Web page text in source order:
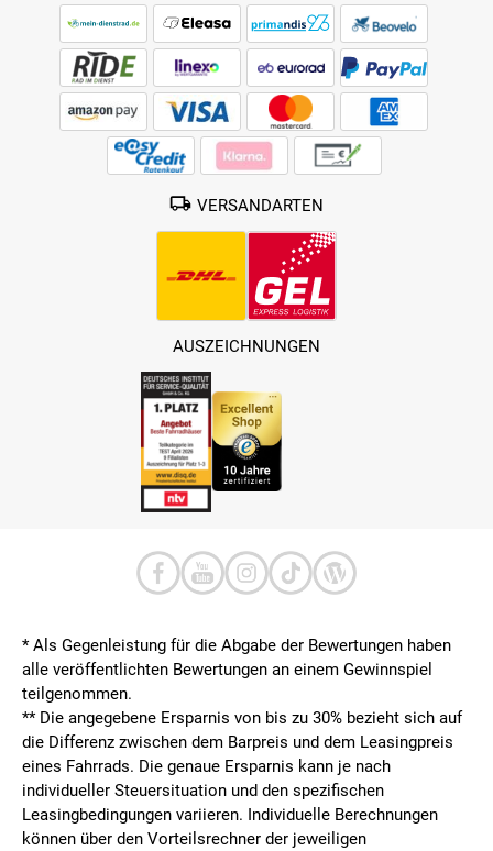
VERSANDARTEN
AUSZEICHNUNGEN
* Als Gegenleistung für die Abgabe der Bewertungen haben
alle veröffentlichten Bewertungen an einem Gewinnspiel
teilgenommen.
** Die angegebene Ersparnis von bis zu 30% bezieht sich auf
die Differenz zwischen dem Barpreis und dem Leasingpreis
eines Fahrrads. Die genaue Ersparnis kann je nach
individueller Steuersituation und den spezifischen
Leasingbedingungen variieren. Individuelle Berechnungen
können über den Vorteilsrechner der jeweiligen